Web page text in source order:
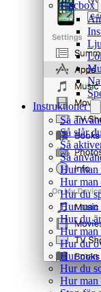
Flacbox
Instruktioner
Så
Så slår
Så
Så
Hur man
Hur man
Hur du
Hur man
Hur du
Hur man
Hur du
Hur man
Hur du
Hur man